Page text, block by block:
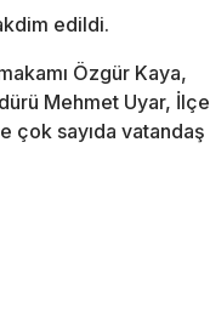
edildi.
Özgür Kaya,
Mehmet Uyar, İlçe
çok sayıda vatandaş